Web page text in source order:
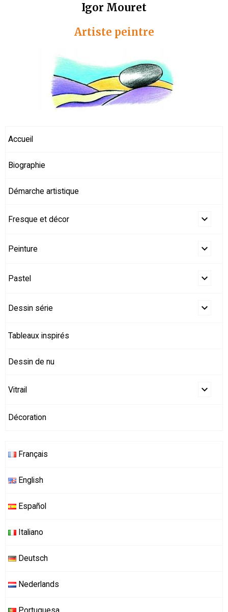
Igor Mouret
Artiste peintre
Accueil
Biographie
Démarche artistique
Fresque et décor
Peinture
Pastel
Dessin série
Tableaux inspirés
Dessin de nu
Vitrail
Décoration
Français
English
Español
Italiano
Deutsch
Nederlands